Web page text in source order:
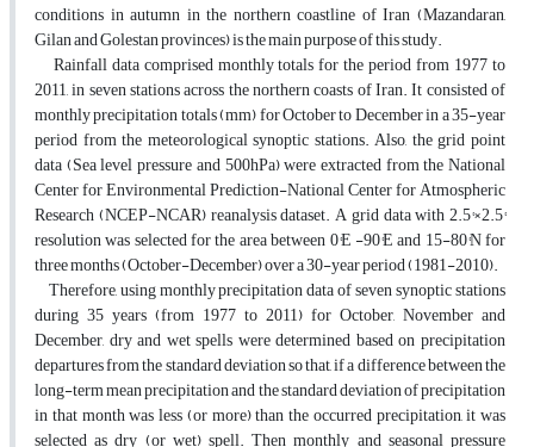
conditions in autumn in the northern coastline of Iran (Mazandaran,
Gilan and Golestan provinces) is the main purpose of this study.
Rainfall data comprised monthly totals for the period from 1977 to
2011, in seven stations across the northern coasts of Iran. It consisted of
monthly precipitation totals (mm) for October to December in a 35-year
period from the meteorological synoptic stations. Also, the grid point
data (Sea level pressure and 500hPa) were extracted from the National
Center for Environmental Prediction-National Center for Atmospheric
Research (NCEP-NCAR) reanalysis dataset. A grid data with 2.5°×2.5°
resolution was selected for the area between 0°E -90°E and 15-80°N for
three months (October-December) over a 30-year period (1981-2010).
Therefore, using monthly precipitation data of seven synoptic stations
during 35 years (from 1977 to 2011) for October, November and
December, dry and wet spells were determined based on precipitation
departures from the standard deviation so that, if a difference between the
long-term mean precipitation and the standard deviation of precipitation
in that month was less (or more) than the occurred precipitation, it was